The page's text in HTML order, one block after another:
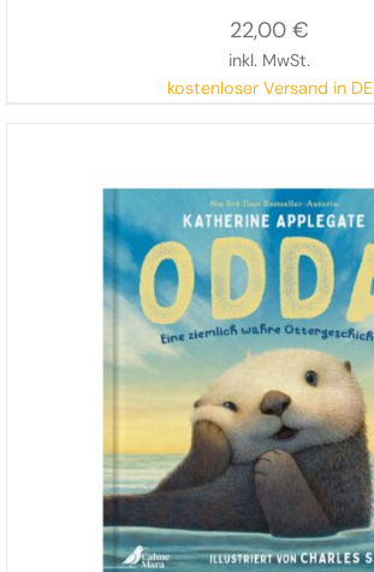
22,00 €
inkl. MwSt.
kostenloser Versand in DE